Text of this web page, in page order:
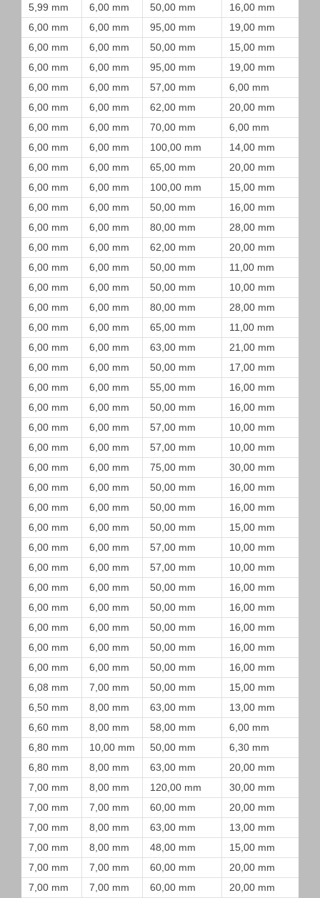
5,99 mm
6,00 mm 50,00 mm
16,00 mm
6,00 mm
6,00 mm 95,00 mm
19,00 mm
6,00 mm
6,00 mm 50,00 mm
15,00 mm
6,00 mm
6,00 mm 95,00 mm
19,00 mm
6,00 mm
6,00 mm 57,00 mm
6,00 mm
6,00 mm
6,00 mm 62,00 mm
20,00 mm
6,00 mm
6,00 mm 70,00 mm
6,00 mm
6,00 mm
6,00 mm 100,00 mm
14,00 mm
6,00 mm
6,00 mm 65,00 mm
20,00 mm
6,00 mm
6,00 mm 100,00 mm
15,00 mm
6,00 mm
6,00 mm 50,00 mm
16,00 mm
6,00 mm
6,00 mm 80,00 mm
28,00 mm
6,00 mm
6,00 mm 62,00 mm
20,00 mm
6,00 mm
6,00 mm 50,00 mm
11,00 mm
6,00 mm
6,00 mm 50,00 mm
10,00 mm
6,00 mm
6,00 mm 80,00 mm
28,00 mm
6,00 mm
6,00 mm 65,00 mm
11,00 mm
6,00 mm
6,00 mm 63,00 mm
21,00 mm
6,00 mm
6,00 mm 50,00 mm
17,00 mm
6,00 mm
6,00 mm 55,00 mm
16,00 mm
6,00 mm
6,00 mm 50,00 mm
16,00 mm
6,00 mm
6,00 mm 57,00 mm
10,00 mm
6,00 mm
6,00 mm 57,00 mm
10,00 mm
6,00 mm
6,00 mm 75,00 mm
30,00 mm
6,00 mm
6,00 mm 50,00 mm
16,00 mm
6,00 mm
6,00 mm 50,00 mm
16,00 mm
6,00 mm
6,00 mm 50,00 mm
15,00 mm
6,00 mm
6,00 mm 57,00 mm
10,00 mm
6,00 mm
6,00 mm 57,00 mm
10,00 mm
6,00 mm
6,00 mm 50,00 mm
16,00 mm
6,00 mm
6,00 mm 50,00 mm
16,00 mm
6,00 mm
6,00 mm 50,00 mm
16,00 mm
6,00 mm
6,00 mm 50,00 mm
16,00 mm
6,00 mm
6,00 mm 50,00 mm
16,00 mm
6,08 mm
7,00 mm 50,00 mm
15,00 mm
6,50 mm
8,00 mm 63,00 mm
13,00 mm
6,60 mm
8,00 mm 58,00 mm
6,00 mm
6,80 mm
10,00 mm 50,00 mm
6,30 mm
6,80 mm
8,00 mm 63,00 mm
20,00 mm
7,00 mm
8,00 mm 120,00 mm
30,00 mm
7,00 mm
7,00 mm 60,00 mm
20,00 mm
7,00 mm
8,00 mm 63,00 mm
13,00 mm
7,00 mm
8,00 mm 48,00 mm
15,00 mm
7,00 mm
7,00 mm 60,00 mm
20,00 mm
7,00 mm
7,00 mm 60,00 mm 20,00 mm